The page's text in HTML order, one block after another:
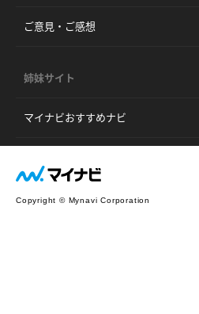
ご意見・ご感想
姉妹サイト
マイナビおすすめナビ
Copyright © Mynavi Corporation